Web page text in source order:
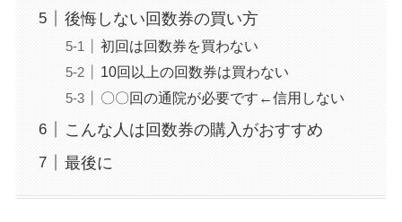
後悔しない回数券の買い方
初回は回数券を買わない
10回以上の回数券は買わない
〇〇回の通院が必要です←信用しない
こんな人は回数券の購入がおすすめ
最後に